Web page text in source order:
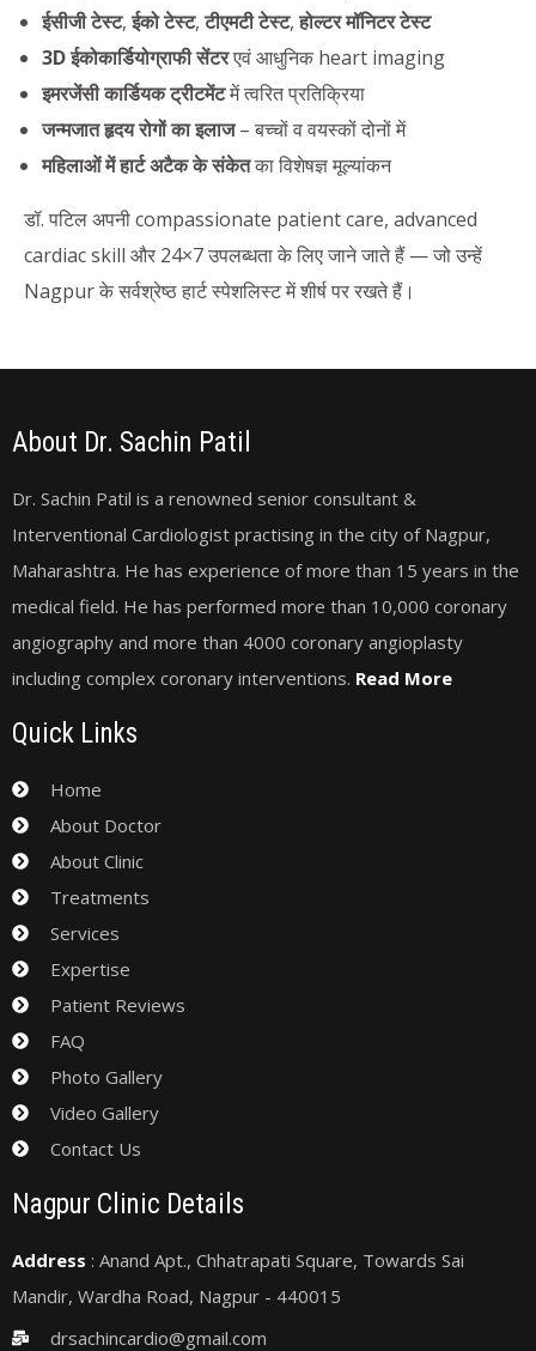
ईसीजी टेस्ट,ईको टेस्ट,टीएमटी टेस्ट,होल्टर मॉनिटर टेस्ट
3D ईकोकार्डियोग्राफी सेंटरएवं आधुनिक heart imaging
इमरजेंसी कार्डियक ट्रीटमेंटमें त्वरित प्रतिक्रिया
जन्मजात हृदय रोगों का इलाज– बच्चों व वयस्कों दोनों में
महिलाओं में हार्ट अटैक के संकेतका विशेषज्ञ मूल्यांकन
डॉ. पटिल अपनी compassionate patient care, advanced
cardiac skill और 24×7 उपलब्धता के लिए जाने जाते हैं — जो उन्हें
Nagpur के सर्वश्रेष्ठ हार्ट स्पेशलिस्ट में शीर्ष पर रखते हैं।
About Dr. Sachin Patil
Dr. Sachin Patil is a renowned senior consultant &
Interventional Cardiologist practising in the city of Nagpur,
Maharashtra. He has experience of more than 15 years in the
medical field. He has performed more than 10,000 coronary
angiography and more than 4000 coronary angioplasty
including complex coronary interventions. Read More
Quick Links
Home
About Doctor
About Clinic
Treatments
Services
Expertise
Patient Reviews
FAQ
Photo Gallery
Video Gallery
Contact Us
Nagpur Clinic Details
Address : Anand Apt., Chhatrapati Square, Towards Sai
Mandir, Wardha Road, Nagpur - 440015
drsachincardio@gmail.com